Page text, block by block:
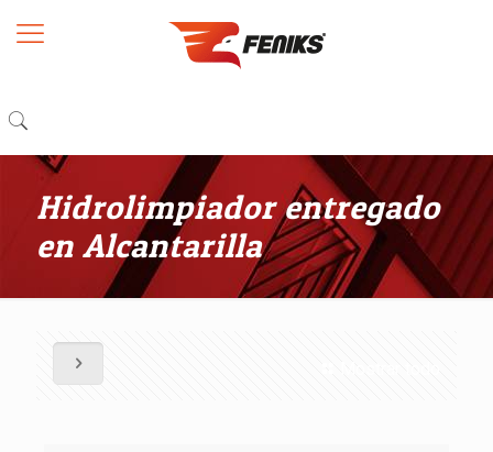
Hidrolimpiador entregado
en Alcantarilla